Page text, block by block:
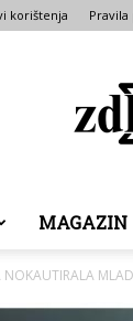
korištenja
MAGAZIN
NOKAUTIRALA